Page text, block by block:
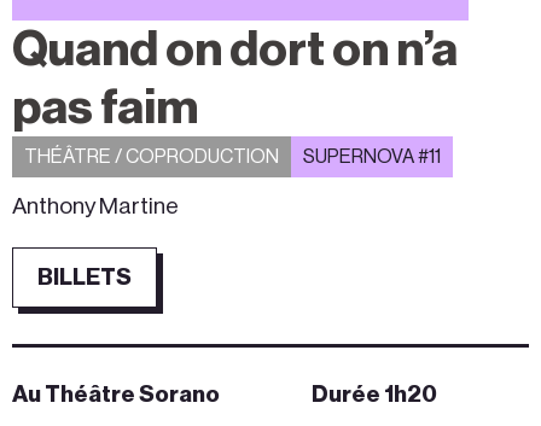
Quand on dort on n’a
pas faim
THÉÂTRE / COPRODUCTION SUPERNOVA #11
Anthony Martine
BILLETS
Au Théâtre Sorano
Durée 1h20